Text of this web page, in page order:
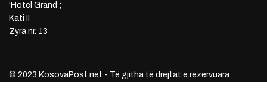
‘Hotel Grand’;
Kati II
Zyra nr. 13
© 2023 KosovaPost.net - Të gjitha të drejtat e rezervuara.